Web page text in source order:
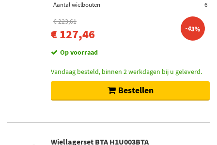
Aantal wielbouten
6
€ 223,61
€ 127,46 -43%
Op voorraad
Vandaag besteld, binnen 2 werkdagen bij u geleverd.
Bestellen
Wiellagerset BTA H1U003BTA